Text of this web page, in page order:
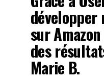
sur
des
Marie B.